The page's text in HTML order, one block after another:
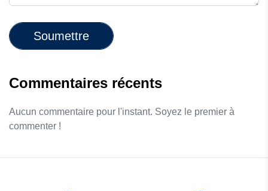
Soumettre
Commentaires récents
Aucun commentaire pour l'instant. Soyez le premier à
commenter !